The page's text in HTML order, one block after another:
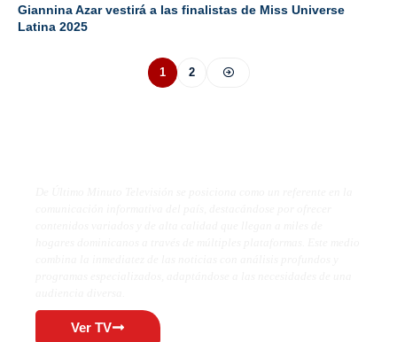
Giannina Azar vestirá a las finalistas de Miss Universe
Latina 2025
1 2
Ver TV